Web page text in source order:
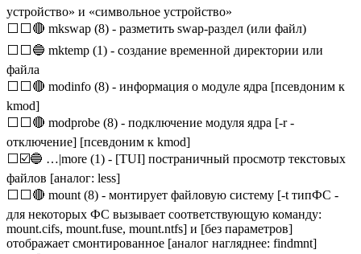
устройство» и «символьное устройство»
⬜⬜🔴 mkswap (8) - разметить swap-раздел (или файл)
⬜⬜🔵 mktemp (1) - создание временной директории или
файла
⬜⬜🔴 modinfo (8) - информация о модуле ядра [псевдоним к
kmod]
⬜⬜🔴 modprobe (8) - подключение модуля ядра [-r -
отключение] [псевдоним к kmod]
⬜☑️️🔵 …|more (1) - [TUI] постраничный просмотр текстовых
файлов [аналог: less]
⬜⬜🔴 mount (8) - монтирует файловую систему [-t типФС -
для некоторых ФС вызывает соответствующую команду:
mount.cifs, mount.fuse, mount.ntfs] и [без параметров]
отображает смонтированное [аналог нагляднее: findmnt]